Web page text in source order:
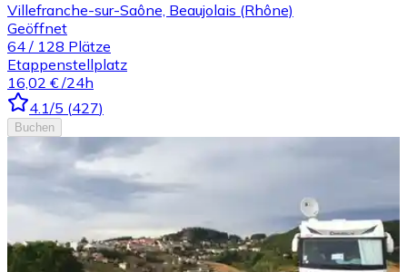
Villefranche-sur-Saône, Beaujolais (Rhône)
Geöffnet
64 / 128 Plätze
Etappenstellplatz
16,02 € /24h
4.1/5 (427)
Buchen